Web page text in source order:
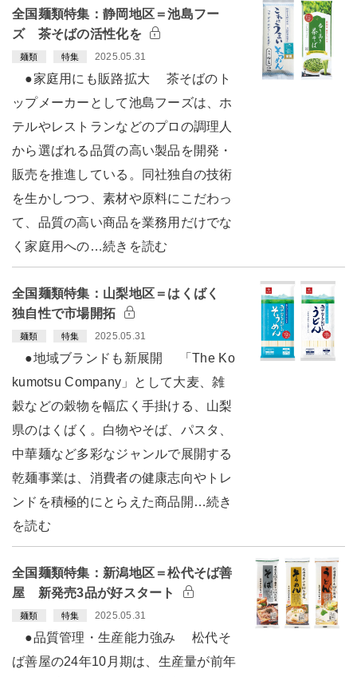
全国麺類特集：静岡地区＝池島フー
ズ 茶そばの活性化を
麺類 特集 2025.05.31
●家庭用にも販路拡大 茶そばのト
ップメーカーとして池島フーズは、ホ
テルやレストランなどのプロの調理人
から選ばれる品質の高い製品を開発・
販売を推進している。同社独自の技術
を生かしつつ、素材や原料にこだわっ
て、品質の高い商品を業務用だけでな
く家庭用への…続きを読む
全国麺類特集：山梨地区＝はくばく
独自性で市場開拓
麺類 特集 2025.05.31
●地域ブランドも新展開 「The Ko
kumotsu Company」として大麦、雑
穀などの穀物を幅広く手掛ける、山梨
県のはくばく。白物やそば、パスタ、
中華麺など多彩なジャンルで展開する
乾麺事業は、消費者の健康志向やトレ
ンドを積極的にとらえた商品開…続き
を読む
全国麺類特集：新潟地区＝松代そば善
屋 新発売3品が好スタート
麺類 特集 2025.05.31
●品質管理・生産能力強み 松代そ
ば善屋の24年10月期は、生産量が前年